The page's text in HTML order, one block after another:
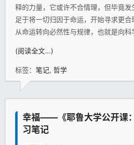
释的力量，它或许不合情理，但毕竟
足于将一切归因于命运，开始寻求更
从命运转向必然性与规律，也就是向科
(阅读全文…)
标签： 笔记, 哲学
幸福——《耶鲁大学公开课
习笔记